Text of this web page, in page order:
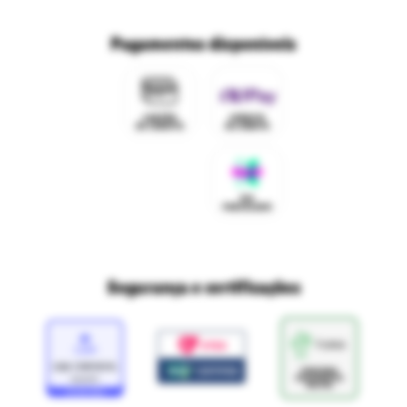
Mapa do site
Navegue na Rihappy
Marcas parceiras
Seja um franqueado
Venda com a gente
Proteja seus dados
Política de Trocas e Devoluções Ri Happy
Termos de uso e navegação
Marketplace - Termos e condições
Compra segura
Aviso sobre cookies
Pagamentos disponíveis
Segurança e certificações